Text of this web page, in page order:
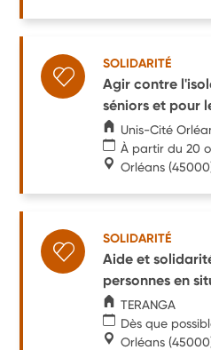
SOLIDARITÉ
Agir contre
séniors et pour
Unis-Cité
À partir du 20
Orléans
SOLIDARITÉ
Aide et
personnes en
TERANGA
Dès que
Orléans